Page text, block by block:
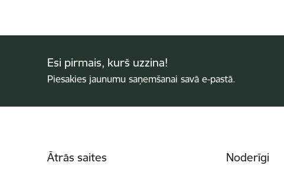
Esi pirmais, kurš uzzina!
Piesakies jaunumu saņemšanai savā e-pastā.
Ātrās saites Noderīgi